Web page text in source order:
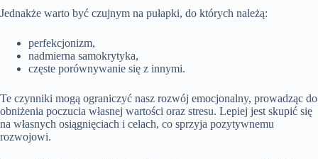
Jednakże warto być czujnym na pułapki, do których należą:
perfekcjonizm,
nadmierna samokrytyka,
częste porównywanie się z innymi.
Te czynniki mogą ograniczyć nasz rozwój emocjonalny, prowadząc do
obniżenia poczucia własnej wartości oraz stresu. Lepiej jest skupić się
na własnych osiągnięciach i celach, co sprzyja pozytywnemu
rozwojowi.